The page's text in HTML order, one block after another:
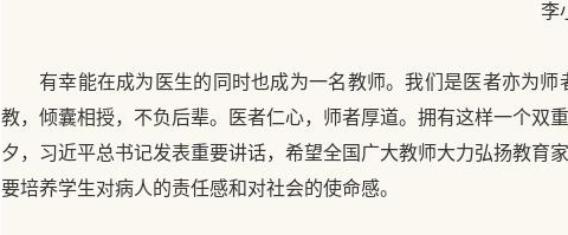
李
有幸能在成为医生的同时也成为一名教师。我们是医者亦为
教，倾囊相授，不负后辈。医者仁心，师者厚道。拥有这样一个双
夕，习近平总书记发表重要讲话，希望全国广大教师大力弘扬教育
要培养学生对病人的责任感和对社会的使命感。